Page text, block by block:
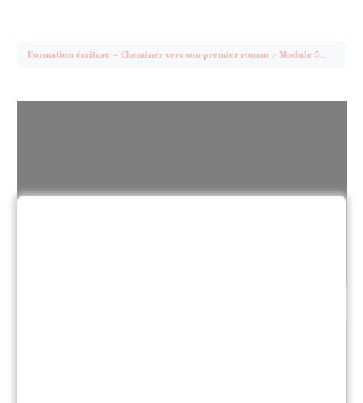
Formation écriture – Cheminer vers son premier roman Module 5 – Comment traquer la banalité du premier jet ? Savoir se relire.